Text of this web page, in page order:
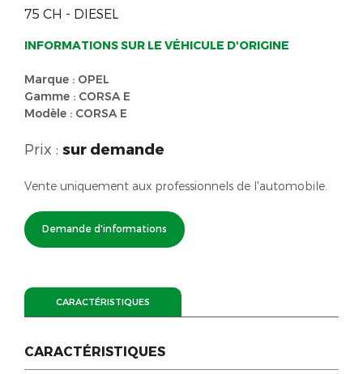
75 CH - DIESEL
INFORMATIONS SUR LE VÉHICULE D'ORIGINE
Marque : OPEL
Gamme : CORSA E
Modèle : CORSA E
Prix : sur demande
Vente uniquement aux professionnels de l'automobile.
Demande d'informations
CARACTÉRISTIQUES
CARACTÉRISTIQUES